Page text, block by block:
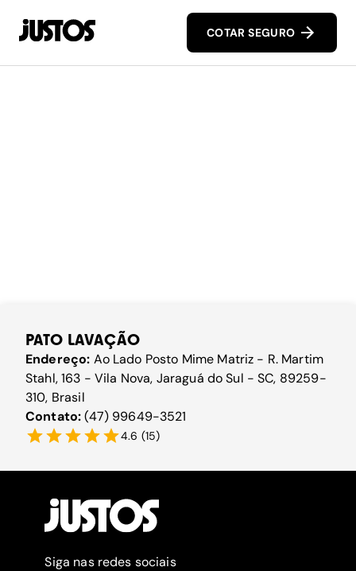
COTAR SEGURO
PATO LAVAÇÃO
Endereço: Ao Lado Posto Mime Matriz - R. Martim
Stahl, 163 - Vila Nova, Jaraguá do Sul - SC, 89259-
310, Brasil
Contato:(47) 99649-3521
4.6 (15)
Siga nas redes sociais